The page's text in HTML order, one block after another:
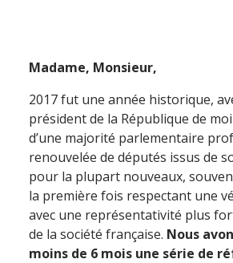
Madame, Monsieur,
2017 fut une année historique,
président de la République de
d’une majorité parlementaire
renouvelée de députés issus de
pour la plupart nouveaux,
la première fois respectant une
avec une représentativité plus
de la société française. Nous
moins de 6 mois une série de